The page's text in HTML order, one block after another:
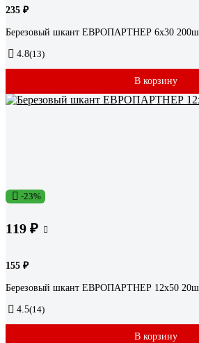
235 ₽
Березовый шкант ЕВРОПАРТНЕР 6х30
4.8(13)
В корзину
-23%
119 ₽
155 ₽
Березовый шкант ЕВРОПАРТНЕР 12х50
4.5(14)
В корзину